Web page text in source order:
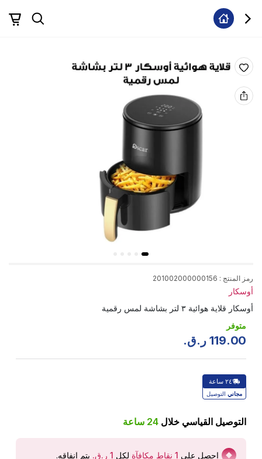
رمز المنتج :
201002000000156
أوسكار
أوسكار قلاية هوائية ٣ لتر بشاشة لمس رقمية
متوفر
119.00 ر.ق.
٢٤ ساعة
مجاني التوصيل
التوصيل القياسي خلال 24 ساعة
احصل على 1 نقاط مكافآة لكل يتم انفاقه.